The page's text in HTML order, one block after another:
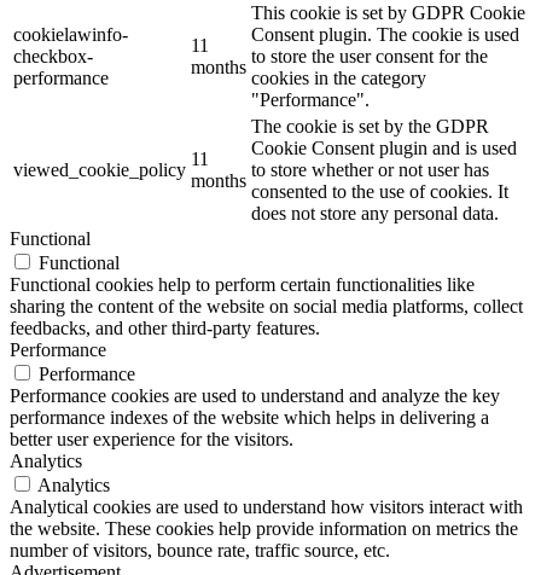
cookielawinfo-
checkbox-
performance
11
months
This cookie is set by GDPR Cookie
Consent plugin. The cookie is used
to store the user consent for the
cookies in the category
"Performance".
viewed_cookie_policy
11
months
The cookie is set by the GDPR
Cookie Consent plugin and is used
to store whether or not user has
consented to the use of cookies. It
does not store any personal data.
Functional
Functional
Functional cookies help to perform certain functionalities like
sharing the content of the website on social media platforms, collect
feedbacks, and other third-party features.
Performance
Performance
Performance cookies are used to understand and analyze the key
performance indexes of the website which helps in delivering a
better user experience for the visitors.
Analytics
Analytics
Analytical cookies are used to understand how visitors interact with
the website. These cookies help provide information on metrics the
number of visitors, bounce rate, traffic source, etc.